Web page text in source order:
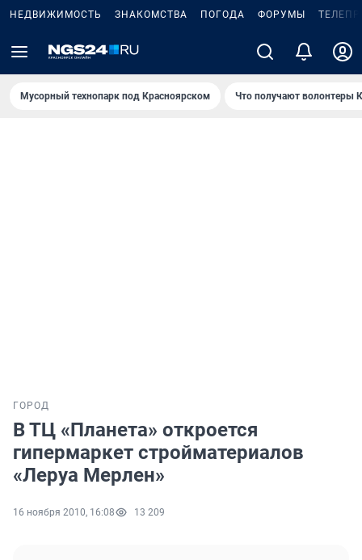
НЕДВИЖИМОСТЬ ЗНАКОМСТВА ПОГОДА ФОРУМЫ
Мусорный технопарк под Крaсноярском Что получают волонтеры
ГОРОД
В ТЦ «Планета» откроется
гипермаркет стройматериалов
«Леруа Мерлен»
16 ноября 2010, 16:08 13 209